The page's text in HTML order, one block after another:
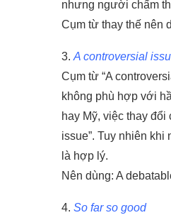
nhưng người chấm
Cụm từ thay thế nên
3. A controversial
Cụm từ “A
không phù hợp với
hay Mỹ, việc thay đổi
issue”. Tuy nhiên
là hợp lý.
Nên dùng: A
4. So far so good